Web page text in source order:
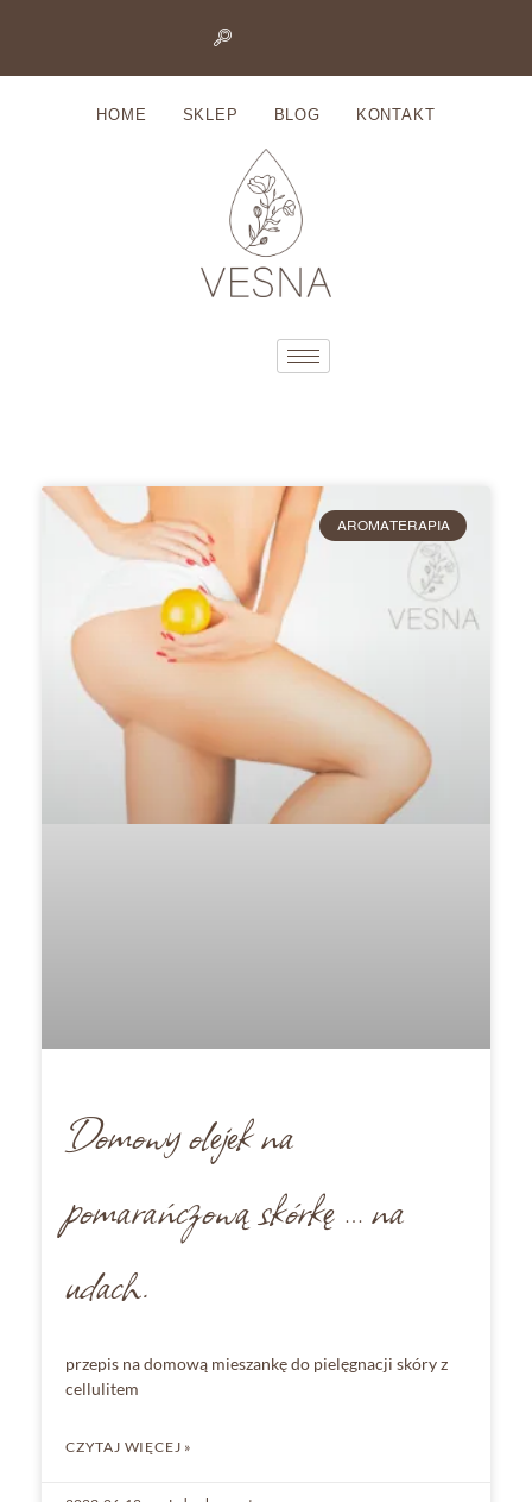
HOME SKLEP BLOG KONTAKT
AROMATERAPIA
Domowy olejek na
pomarańczową skórkę … na
udach.
przepis na domową mieszankę do pielęgnacji skóry z
cellulitem
CZYTAJ WIĘCEJ »